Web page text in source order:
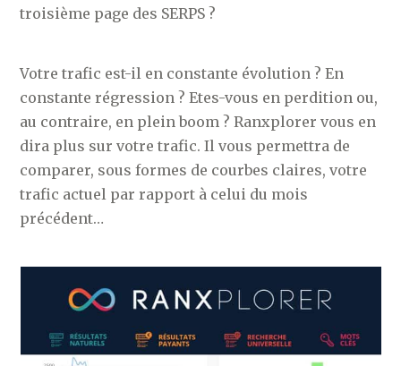
troisième page des SERPS ?
Votre trafic est-il en constante évolution ? En
constante régression ? Etes-vous en perdition ou,
au contraire, en plein boom ? Ranxplorer vous en
dira plus sur votre trafic. Il vous permettra de
comparer, sous formes de courbes claires, votre
trafic actuel par rapport à celui du mois
précédent…